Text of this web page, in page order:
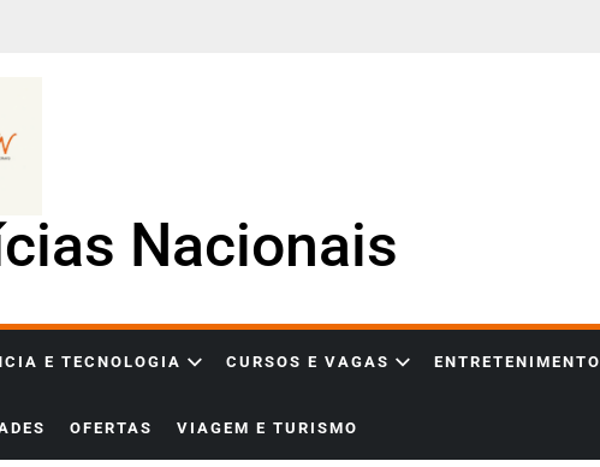
Nacionais
E TECNOLOGIA CURSOS E VAGAS ENTRETENIMENTO
OFERTAS VIAGEM E TURISMO